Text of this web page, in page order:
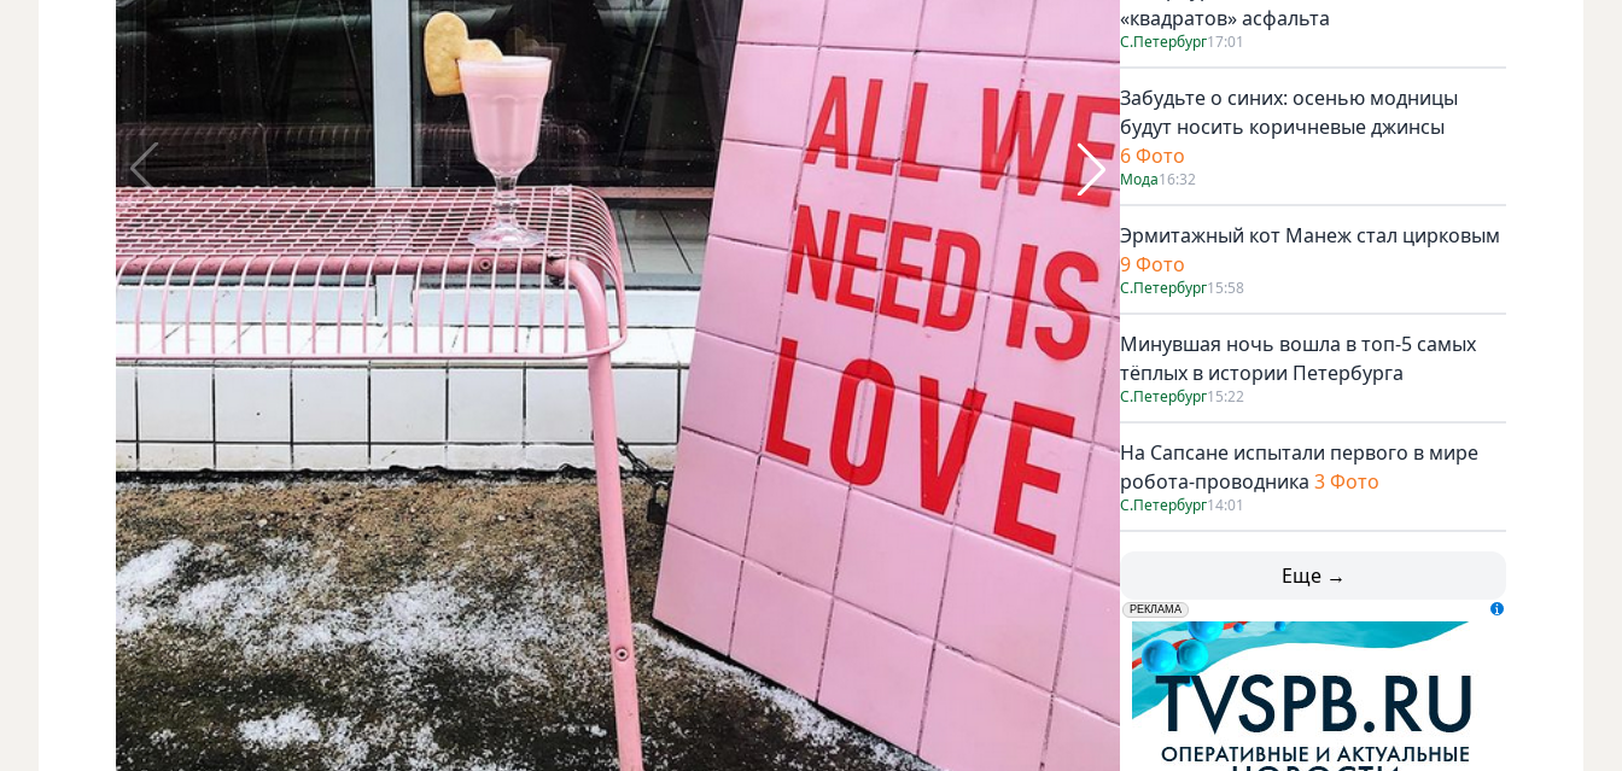
Cafe Chloe. Фото Фото Instagram заведений
«квадратов» асфальта
С.Петербург17:01
Забудьте о синих: осенью модницы
будут носить коричневые джинсы
6 Фото
Мода16:32
Эрмитажный кот Манеж стал цирковым
9 Фото
С.Петербург15:58
Минувшая ночь вошла в топ-5 самых
тёплых в истории Петербурга
С.Петербург15:22
На Сапсане испытали первого в мире
робота-проводника 3 Фото
С.Петербург14:01
Еще →
erid: LdtCK5udn
РЕКЛАМА
АО "ГАТР", ИНН: 7841320717